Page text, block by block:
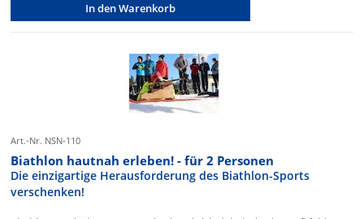
In den Warenkorb
Art.-Nr. NSN-110
Biathlon hautnah erleben! - für 2 Personen
Die einzigartige Herausforderung des Biathlon-Sports
verschenken!